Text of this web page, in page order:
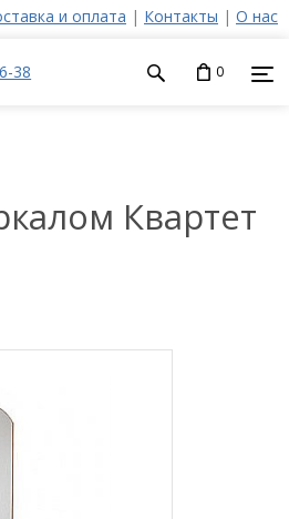
и оплата | Контакты | О нас
38 0
Квартет